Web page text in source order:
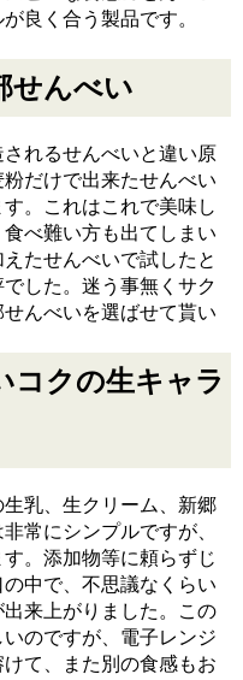
良く合う製品です。
せんべい
れるせんべいと違い原
だけで出来たせんべい
。これはこれで美味し
べ難い方も出てしまい
たせんべいで試したと
した。迷う事無くサク
んべいを選ばせて貰い
コクの生キャラ
乳、生クリーム、新郷
常にシンプルですが、
。添加物等に頼らずじ
中で、不思議なくらい
来上がりました。この
のですが、電子レンジ
て、また別の食感もお